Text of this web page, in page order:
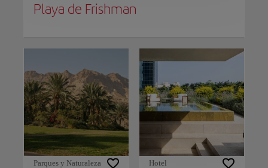
Playa de Frishman
Parques y Naturaleza Hotel